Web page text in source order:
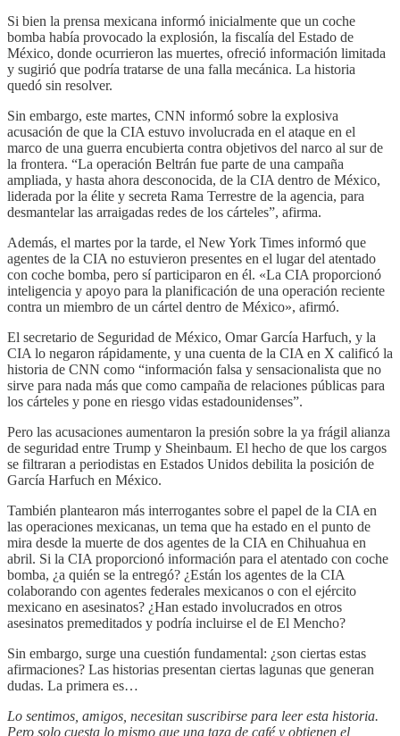
Si bien la prensa mexicana informó inicialmente que un coche
bomba había provocado la explosión, la fiscalía del Estado de
México, donde ocurrieron las muertes, ofreció información limitada
y sugirió que podría tratarse de una falla mecánica. La historia
quedó sin resolver.
Sin embargo, este martes, CNN informó sobre la explosiva
acusación de que la CIA estuvo involucrada en el ataque en el
marco de una guerra encubierta contra objetivos del narco al sur de
la frontera. “La operación Beltrán fue parte de una campaña
ampliada, y hasta ahora desconocida, de la CIA dentro de México,
liderada por la élite y secreta Rama Terrestre de la agencia, para
desmantelar las arraigadas redes de los cárteles”, afirma.
Además, el martes por la tarde, el New York Times informó que
agentes de la CIA no estuvieron presentes en el lugar del atentado
con coche bomba, pero sí participaron en él. «La CIA proporcionó
inteligencia y apoyo para la planificación de una operación reciente
contra un miembro de un cártel dentro de México», afirmó.
El secretario de Seguridad de México, Omar García Harfuch, y la
CIA lo negaron rápidamente, y una cuenta de la CIA en X calificó la
historia de CNN como “información falsa y sensacionalista que no
sirve para nada más que como campaña de relaciones públicas para
los cárteles y pone en riesgo vidas estadounidenses”.
Pero las acusaciones aumentaron la presión sobre la ya frágil alianza
de seguridad entre Trump y Sheinbaum. El hecho de que los cargos
se filtraran a periodistas en Estados Unidos debilita la posición de
García Harfuch en México.
También plantearon más interrogantes sobre el papel de la CIA en
las operaciones mexicanas, un tema que ha estado en el punto de
mira desde la muerte de dos agentes de la CIA en Chihuahua en
abril. Si la CIA proporcionó información para el atentado con coche
bomba, ¿a quién se la entregó? ¿Están los agentes de la CIA
colaborando con agentes federales mexicanos o con el ejército
mexicano en asesinatos? ¿Han estado involucrados en otros
asesinatos premeditados y podría incluirse el de El Mencho?
Sin embargo, surge una cuestión fundamental: ¿son ciertas estas
afirmaciones? Las historias presentan ciertas lagunas que generan
dudas. La primera es…
Lo sentimos, amigos, necesitan suscribirse para leer esta historia.
Pero solo cuesta lo mismo que una taza de café y obtienen el